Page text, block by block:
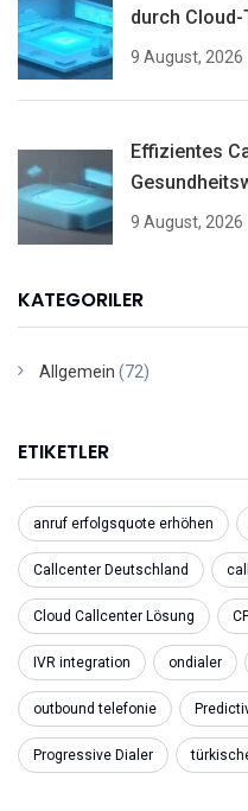
durch
9 August, 2026
Effizientes
9 August, 2026
KATEGORILER
Allgemein (72)
ETIKETLER
anruf erfolgsquote erhöhen
Callcenter Deutschland
Cloud Callcenter Lösung
IVR integration ondialer
outbound telefonie
Progressive Dialer